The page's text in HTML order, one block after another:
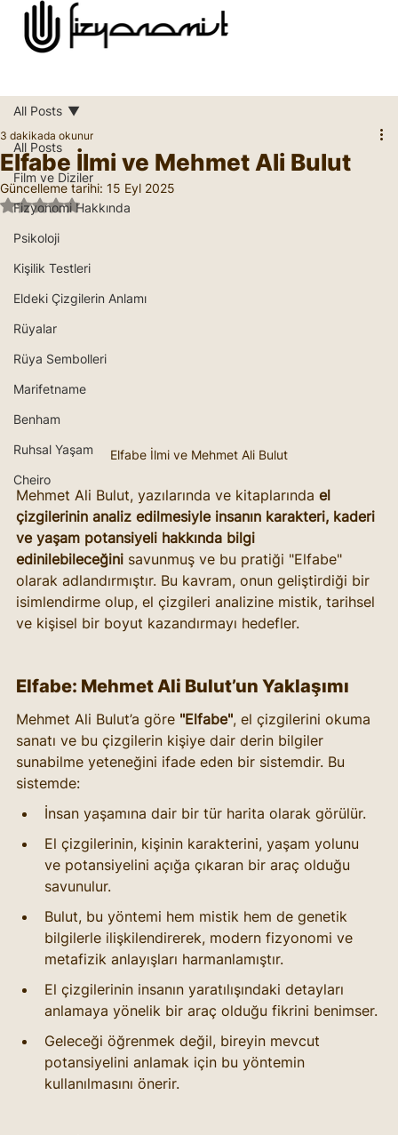
All Posts
Film ve Diziler
Fizyonomi Hakkında
Psikoloji
Kişilik Testleri
Eldeki Çizgilerin Anlamı
Rüyalar
Rüya Sembolleri
Marifetname
Benham
Ruhsal Yaşam
Cheiro
All Posts
Elfabe İlmi ve Mehmet Ali Bulut
3 dakikada okunur
Güncelleme tarihi: 15 Eyl 2025
5 üzerinden NaN yıldız
Elfabe İlmi ve Mehmet Ali Bulut
Mehmet Ali Bulut, yazılarında ve kitaplarında el
çizgilerinin analiz edilmesiyle insanın karakteri, kaderi
ve yaşam potansiyeli hakkında bilgi
edinilebileceğini savunmuş ve bu pratiği "Elfabe"
olarak adlandırmıştır. Bu kavram, onun geliştirdiği bir
isimlendirme olup, el çizgileri analizine mistik, tarihsel
ve kişisel bir boyut kazandırmayı hedefler.
Elfabe: Mehmet Ali Bulut’un Yaklaşımı
Mehmet Ali Bulut’a göre "Elfabe", el çizgilerini okuma
sanatı ve bu çizgilerin kişiye dair derin bilgiler
sunabilme yeteneğini ifade eden bir sistemdir. Bu
sistemde:
İnsan yaşamına dair bir tür harita olarak görülür.
El çizgilerinin, kişinin karakterini, yaşam yolunu
ve potansiyelini açığa çıkaran bir araç olduğu
savunulur.
Bulut, bu yöntemi hem mistik hem de genetik
bilgilerle ilişkilendirerek, modern fizyonomi ve
metafizik anlayışları harmanlamıştır.
El çizgilerinin insanın yaratılışındaki detayları
anlamaya yönelik bir araç olduğu fikrini benimser.
Geleceği öğrenmek değil, bireyin mevcut
potansiyelini anlamak için bu yöntemin
kullanılmasını önerir.